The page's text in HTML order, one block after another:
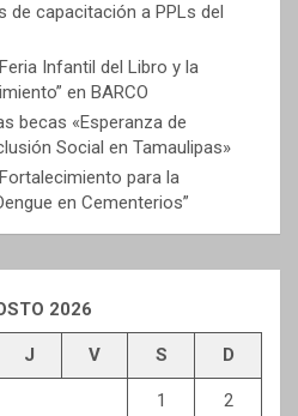
de capacitación a PPLs del
Infantil del Libro y la
en BARCO
becas «Esperanza de
Social en Tamaulipas»
para la
en Cementerios”
2026
J V S D
1 2